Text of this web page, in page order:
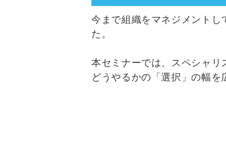
今まで組織をマネジメント
た。
本セミナーでは、スペシャリ
どうやるかの「選択」の幅を